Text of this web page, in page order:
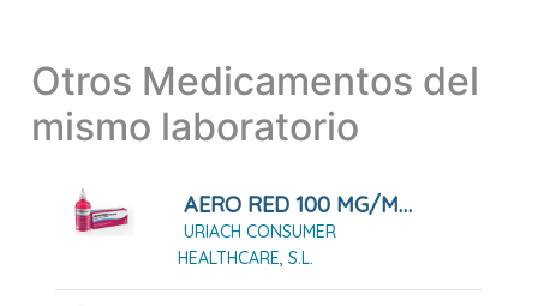
Otros Medicamentos del
mismo laboratorio
AERO RED 100 MG/ML GOTAS ORALES 100 ML
URIACH CONSUMER
HEALTHCARE, S.L.